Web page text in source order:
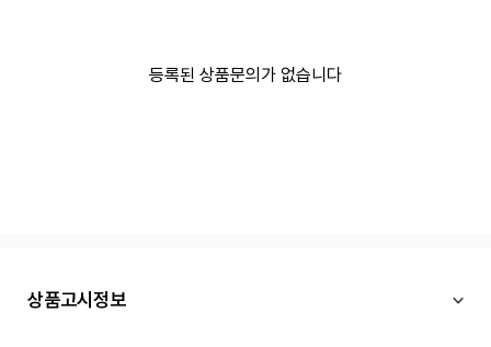
등록된 상품문의가 없습니다
상품고시정보